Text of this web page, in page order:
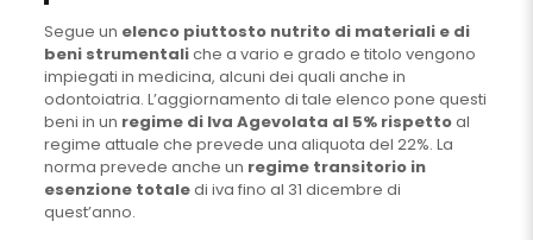
Segue un elenco piuttosto nutrito di materiali e di
beni strumentaliche a vario e grado e titolo vengono
impiegati in medicina, alcuni dei quali anche in
odontoiatria. L’aggiornamento di tale elenco pone questi
beni in un regime di Iva Agevolata al 5% rispettoal
regime attuale che prevede una aliquota del 22%. La
norma prevede anche un regime transitorio in
esenzione totaledi iva fino al 31 dicembre di
quest’anno.